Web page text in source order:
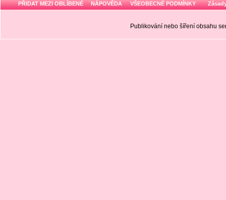
PŘIDAT MEZI OBLÍBENÉ NÁPOVĚDA VŠEOBECNÉ PODMÍNKY
Publikování nebo šíření obsahu